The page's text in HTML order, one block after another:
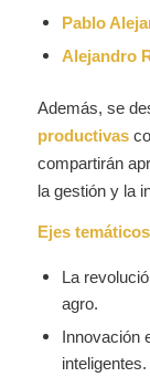
Pablo
Alejandro
Además, se
productivas
compartirán
la gestión y la
Ejes
La
agro.
Innovación
inteligentes.